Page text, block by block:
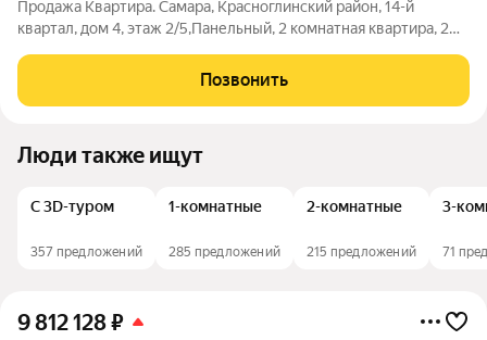
Продажа Квартира. Самара, Красноглинский район, 14-й
квартал, дом 4, этаж 2/5,Панельный, 2 комнатная квартира, 2
площадь 27.8 кв.м.., площадь кухни 5.4 кв.м..,высота потолков
2.60 метров,
Позвонить
Люди также ищут
С 3D-туром
357 предложений
1-комнатные
285 предложений
2-комнатные
215 предложений
3-
71
9 812 128₽